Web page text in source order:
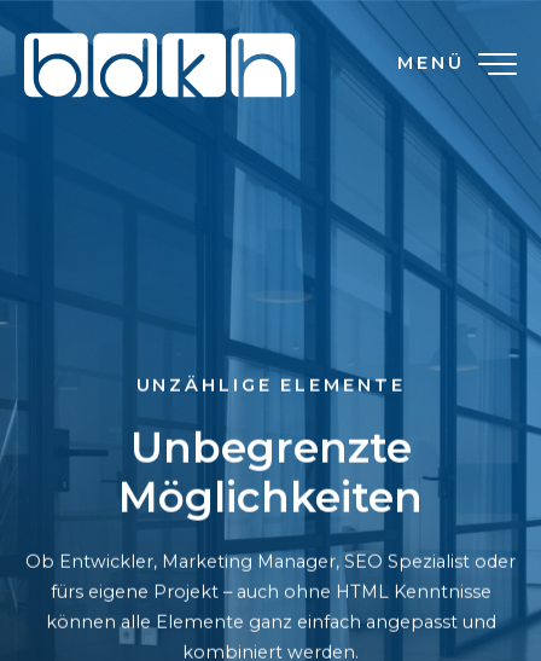
MENÜ
UNZÄHLIGE ELEMENTE
Unbegrenzte
Möglichkeiten
Ob Entwickler, Marketing Manager, SEO Spezialist oder
fürs eigene Projekt – auch ohne HTML Kenntnisse
können alle Elemente ganz einfach angepasst und
kombiniert werden.